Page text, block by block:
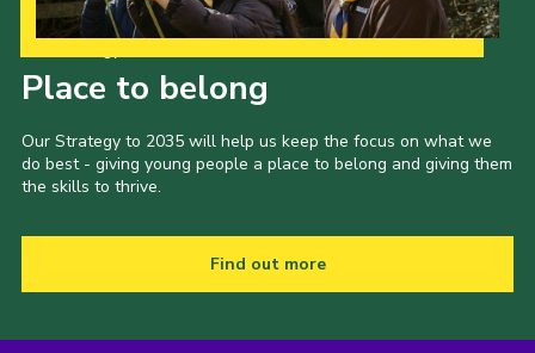
Place to belong
Our Strategy to 2035 will help us keep the focus on what we
do best - giving young people a place to belong and giving them
the skills to thrive.
Find out more